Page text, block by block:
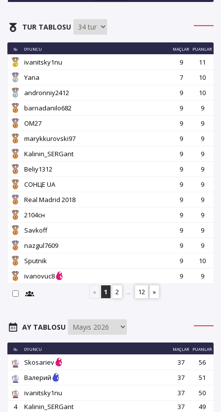
TUR TABLOSU
№ OYUNCU MAÇLAR PUANLAR
ivanitsky1nu 9
11
Yana
7
10
andronniy2412
9
10
barnadanilo682
9
9
OM27
9
9
marykkurovski97
9
9
Kalinin_SERGant
9
9
Beliy1312
9
9
СОНЦЕ UA
9
9
Real Madrid 2018
9
9
2104сн
9
9
Savkoff
9
9
nazgul7609
9
9
Sputnik
9
10
ivanovuc8
9
9
«
1 2 ... 12 »
AY TABLOSU
№ OYUNCU MAÇLAR PUANLAR
Skosariev 37
56
Валерий
37
51
ivanitsky1nu
37
50
4
Kalinin_SERGant 37
49